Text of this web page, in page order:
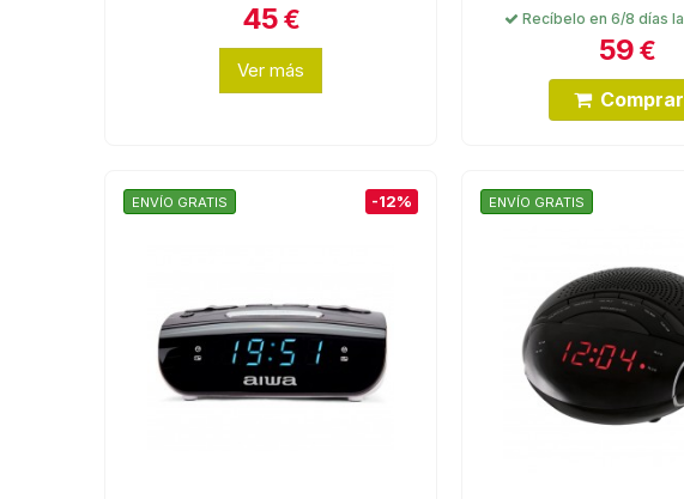
45€
Ver más
Recíbelo en 6/8 días
59€
Comprar
ENVÍO GRATIS -12% ENVÍO GRATIS